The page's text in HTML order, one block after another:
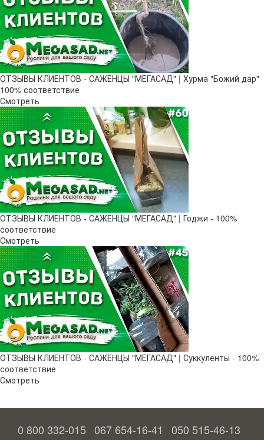
ОТЗЫВЫ КЛИЕНТОВ - САЖЕНЦЫ "МЕГАСАД" | Хурма "Божий дар" ​
100% соответствие
Смотреть
ОТЗЫВЫ КЛИЕНТОВ - САЖЕНЦЫ "МЕГАСАД" | Годжи - 100%
соответствие
Смотреть
ОТЗЫВЫ КЛИЕНТОВ - САЖЕНЦЫ "МЕГАСАД" | Суккуленты - 100%
соответствие
Смотреть
0 800 332-015 067 654-16-41 050 515-46-13